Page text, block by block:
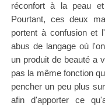
réconfort à la peau
Pourtant, ces deux
portent à confusion et
abus de langage où
un produit de beauté a
pas la même fonction
pencher un peu plus
afin d'apporter ce